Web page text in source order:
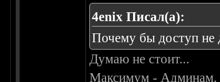
4enix Писал(а):
Почему бы доступ не
Думаю не стоит...
Максимум - Админам.